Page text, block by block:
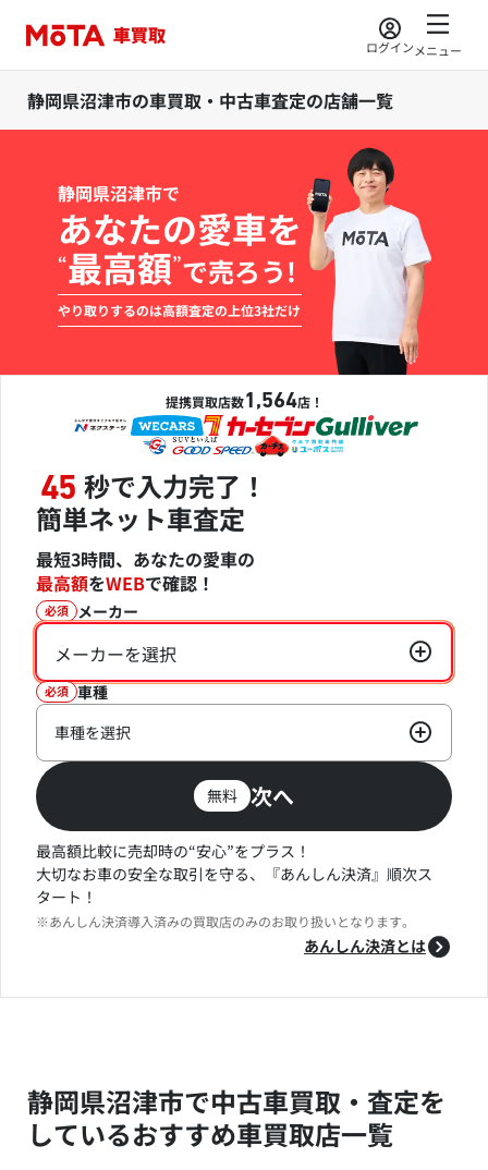
ログインメニュー
静岡県沼津市の車買取・中古車査定の店舗一覧
静岡県沼津市で
あなたの愛車を
“最高額”で売ろう!
やり取りするのは高額査定の上位3社だけ
提携買取店数1,564店！
45 秒で入力完了！
簡単ネット車査定
最短3時間、あなたの愛車の
最高額をWEBで確認！
必須 メーカー
メーカーを選択
必須 車種
車種を選択
無料 次へ
最高額比較に売却時の“安心”をプラス！
大切なお車の安全な取引を守る、『あんしん決済』順次ス
タート！
※あんしん決済導入済みの買取店のみのお取り扱いとなります。
あんしん決済とは
静岡県沼津市で中古車買取・査定を
しているおすすめ車買取店一覧